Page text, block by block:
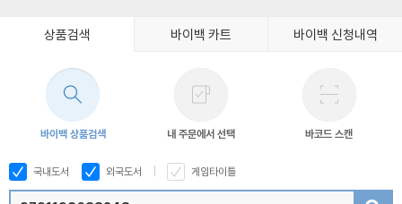
상품검색 바이백 카트 바이백 신청내역
바이백 상품검색 내 주문에서 선택 바코드 스캔
국내도서 외국도서 게임타이틀